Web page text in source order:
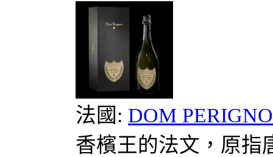
法國: DOM
香檳王的法文，原指